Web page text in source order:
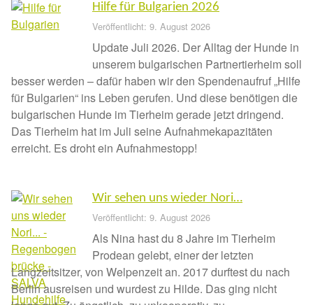
Juli bis Dezember 2022
Januar bis Juni 2022
Spenden 2021
Juli bis Dezember 2021
Tierschutz
Auslandstierschutz
Schutzgebühr
Hilfe für Bulgarien 2026
Veröffentlicht: 9. August 2026
Update Juli 2026. Der Alltag der Hunde in
unserem bulgarischen Partnertierheim soll
besser werden – dafür haben wir den Spendenaufruf „Hilfe
für Bulgarien“ ins Leben gerufen. Und diese benötigen die
bulgarischen Hunde im Tierheim gerade jetzt dringend.
Das Tierheim hat im Juli seine Aufnahmekapazitäten
erreicht. Es droht ein Aufnahmestopp!
Wir sehen uns wieder Nori…
Veröffentlicht: 9. August 2026
Als Nina hast du 8 Jahre im Tierheim
Prodean gelebt, einer der letzten
Langzeitsitzer, von Welpenzeit an. 2017 durftest du nach
Berlin ausreisen und wurdest zu Hilde. Das ging nicht